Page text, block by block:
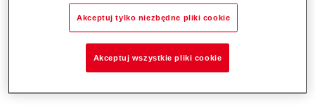
Klient końcowy - Inwestor
Czy pompy ciepła wchodzą w fazę dojrzałości?
Akceptuj tylko niezbędne pliki cookie
Akceptuj wszystkie pliki cookie